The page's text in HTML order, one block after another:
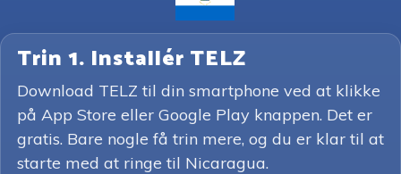
Trin 1. Installér TELZ
Download TELZ til din smartphone ved at klikke
på App Store eller Google Play knappen. Det er
gratis. Bare nogle få trin mere, og du er klar til at
starte med at ringe til Nicaragua.